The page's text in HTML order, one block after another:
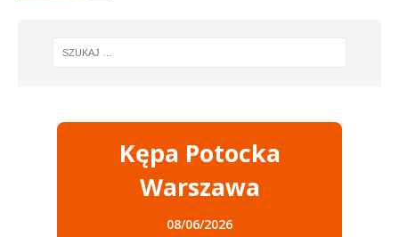
Kępa Potocka
Warszawa
08/06/2026